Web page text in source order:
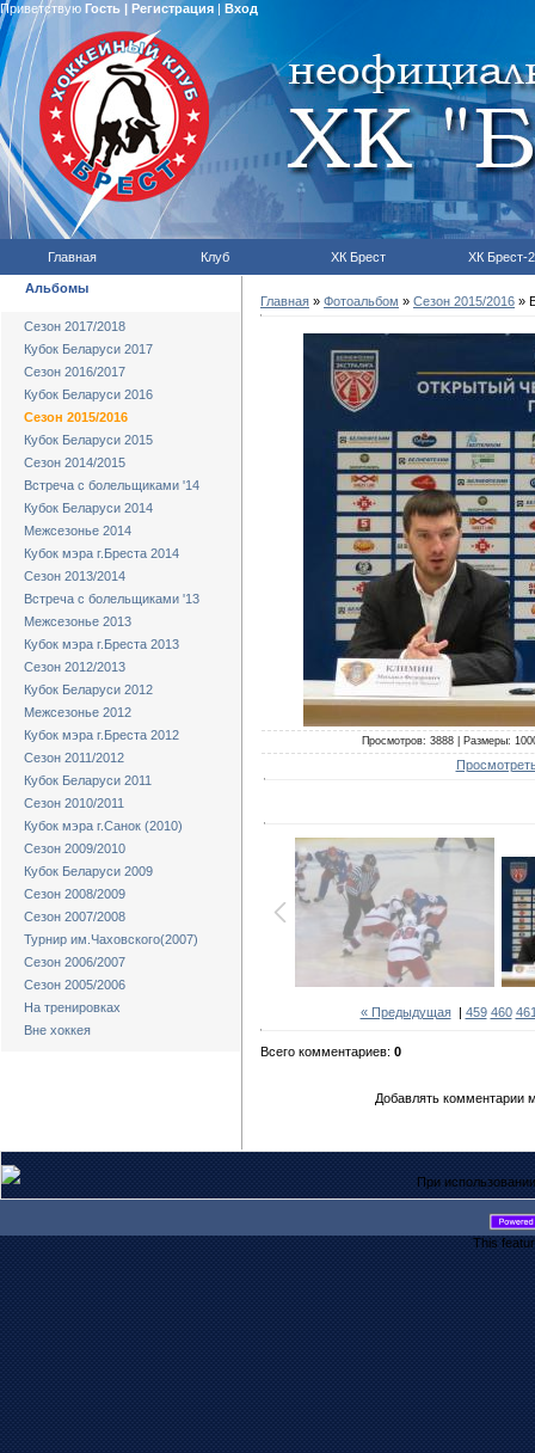
Приветствую Гость | Регистрация| Вход
Главная Клуб ХК Брест ХК Брест-2
Альбомы
Сезон 2017/2018
Кубок Беларуси 2017
Сезон 2016/2017
Кубок Беларуси 2016
Сезон 2015/2016
Кубок Беларуси 2015
Сезон 2014/2015
Встреча с болельщиками '14
Кубок Беларуси 2014
Межсезонье 2014
Кубок мэра г.Бреста 2014
Сезон 2013/2014
Встреча с болельщиками '13
Межсезонье 2013
Кубок мэра г.Бреста 2013
Сезон 2012/2013
Кубок Беларуси 2012
Межсезонье 2012
Кубок мэра г.Бреста 2012
Сезон 2011/2012
Кубок Беларуси 2011
Сезон 2010/2011
Кубок мэра г.Санок (2010)
Сезон 2009/2010
Кубок Беларуси 2009
Сезон 2008/2009
Сезон 2007/2008
Турнир им.Чаховского(2007)
Сезон 2006/2007
Сезон 2005/2006
На тренировках
Вне хоккея
Главная » Фотоальбом » Сезон 2015/2016 »
Просмотров: 3888 | Размеры:
« Предыдущая| 459 460
Всего комментариев: 0
Добавлять комментарии
При
This